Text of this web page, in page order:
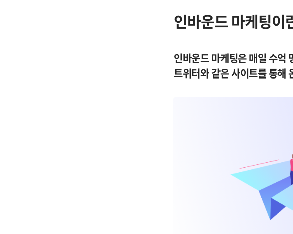
인바운드 마케팅이
인바운드 마케팅은 매일 수억
트위터와 같은 사이트를 통해